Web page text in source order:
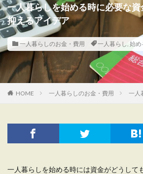
一人暮らしを始める時に必要な
抑えるアイデア
一人暮らしのお金・費用 一人暮らし, 始め
HOME 一人暮らしのお金・費用 一人
一人暮らしを始める時には資金がどうして